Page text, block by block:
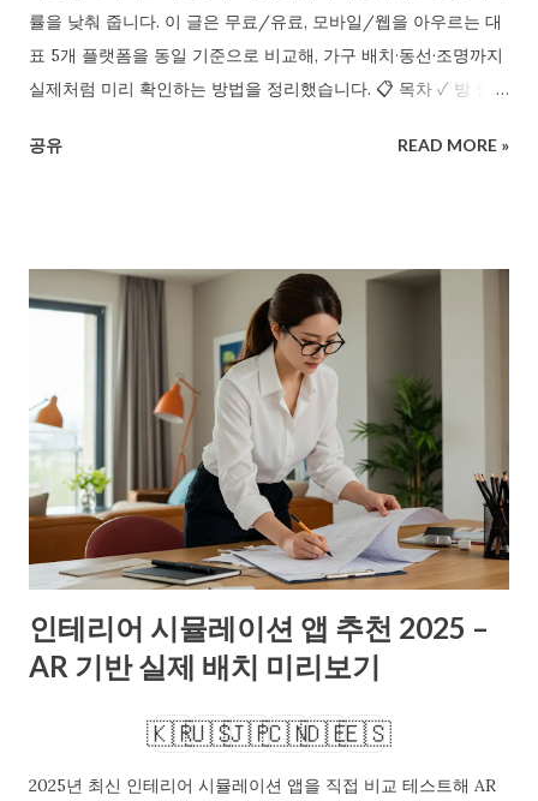
률을 낮춰 줍니다. 이 글은 무료/유료, 모바일/웹을 아우르는 대
표 5개 플랫폼을 동일 기준으로 비교해, 가구 배치·동선·조명까지
실제처럼 미리 확인하는 방법을 정리했습니다. 📋 목차 ✓ 방 인테
탈로그·렌더 품질 ✓ 모바일/AR 지원: 스마트폰으로 바로 배치 ✓
배치가 가능할까요? A. 가능성은 높습니다. 다만 방 인테리어 시
뮬레이션 에서 소재 반사·색온도·카메라 화각을 조정해야 체감이
올라갑니다. 아래 섹션에서 실무 팁을 단계별로 안내합니다. 직접
집을 꾸미며 다양한 앱과 웹툴로 방 인테리어 시뮬레이션 을 반복
해 보니, 결과 차이는 ‘초기 측정 정확도’와 ‘조명·카메라’ 설정에서
갈렸습니다. 비용 없이 시작하려면 무료+모바일 지원 플랫폼이
가장 진입장벽이 낮았습니다. 🧭 1. 방 인테리어 시뮬레이션, 왜
지금 필요할까? 온라인 쇼핑이 보편화되면서 반품·재시공 비용이
커졌습니다. 방 인테리어 시뮬레이션 은 구매 전 가구 크기·동선·
채광과 벽색 조합을 ‘가상으로’ 검증해 손실을 줄입니다. 특히 원
룸·오피스텔은 수납과 동선이 겹치므로 시뮬레이션으로 가구 깊
이·문 열림 반경을 먼저 확인해야 합니다. 현실감을 높이려면 실
고, 바닥·벽 마감의 텍스처를 비슷한 샘플로 지정하면 색감 오차
공유 READ MORE »
인테리어 시뮬레이션 앱 추천 2025 –
AR 기반 실제 배치 미리보기
🇰🇷🇺🇸🇯🇵🇨🇳🇩🇪🇪🇸
2025년 최신 인테리어 시뮬레이션 앱을 직접 비교 테스트해 AR